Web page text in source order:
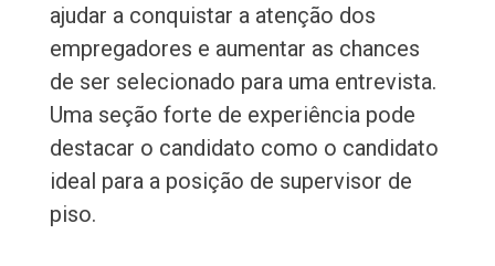
ajudar a conquistar a atenção dos
empregadores e aumentar as chances
de ser selecionado para uma entrevista.
Uma seção forte de experiência pode
destacar o candidato como o candidato
ideal para a posição de supervisor de
piso.